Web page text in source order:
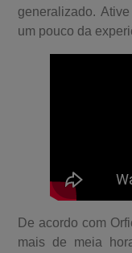
generalizado.
um pouco da
De acordo com
mais de meia